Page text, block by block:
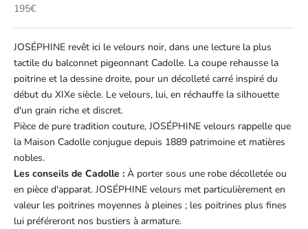
Prix de vente
195€
JOSÉPHINE revêt ici le velours noir, dans une lecture la plus
tactile du balconnet pigeonnant Cadolle. La coupe rehausse la
poitrine et la dessine droite, pour un décolleté carré inspiré du
début du XIXe siècle. Le velours, lui, en réchauffe la silhouette
d'un grain riche et discret.
Pièce de pure tradition couture, JOSÉPHINE velours rappelle que
la Maison Cadolle conjugue depuis 1889 patrimoine et matières
nobles.
Les conseils de Cadolle : À porter sous une robe décolletée ou
en pièce d'apparat. JOSÉPHINE velours met particulièrement en
valeur les poitrines moyennes à pleines ; les poitrines plus fines
lui préféreront nos bustiers à armature.